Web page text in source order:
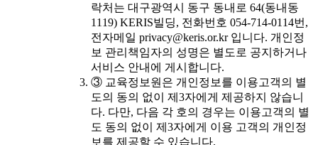
락처는 대구광역시 동구 동내로 64(동내동
1119) KERIS빌딩, 전화번호 054-714-0114번,
전자메일 privacy@keris.or.kr 입니다. 개인정
보 관리책임자의 성명은 별도로 공지하거나
서비스 안내에 게시합니다.
③ 교육정보원은 개인정보를 이용고객의 별
도의 동의 없이 제3자에게 제공하지 않습니
다. 다만, 다음 각 호의 경우는 이용고객의 별
도 동의 없이 제3자에게 이용 고객의 개인정
보를 제공할 수 있습니다.